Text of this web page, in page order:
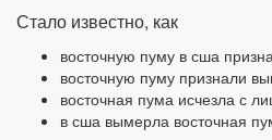
Стало известно, как
восточную пуму в сша
восточную пуму признали
восточная пума исчезла с
в сша вымерла восточная